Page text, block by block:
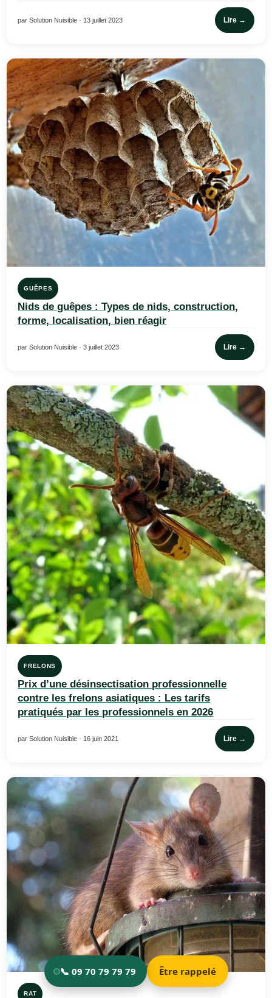
par Solution Nuisible · 13 juillet 2023 Lire →
GUÊPES
Nids de guêpes : Types de nids, construction,
forme, localisation, bien réagir
par Solution Nuisible · 3 juillet 2023 Lire →
FRELONS
Prix d’une désinsectisation professionnelle
contre les frelons asiatiques : Les tarifs
pratiqués par les professionnels en 2026
par Solution Nuisible · 16 juin 2021 Lire →
RAT